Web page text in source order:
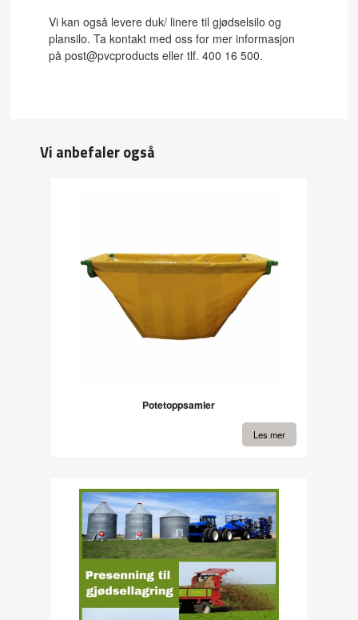
Vi kan også levere duk/ linere til gjødselsilo og
plansilo. Ta kontakt med oss for mer informasjon
på post@pvcproducts eller tlf. 400 16 500.
Vi anbefaler også
Potetoppsamler
Les mer